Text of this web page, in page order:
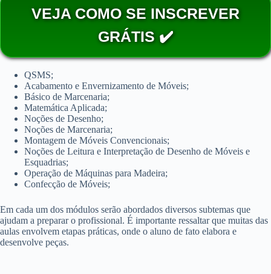
VEJA COMO SE INSCREVER
GRÁTIS ✔️
QSMS;
Acabamento e Envernizamento de Móveis;
Básico de Marcenaria;
Matemática Aplicada;
Noções de Desenho;
Noções de Marcenaria;
Montagem de Móveis Convencionais;
Noções de Leitura e Interpretação de Desenho de Móveis e
Esquadrias;
Operação de Máquinas para Madeira;
Confecção de Móveis;
Em cada um dos módulos serão abordados diversos subtemas que
ajudam a preparar o profissional. É importante ressaltar que muitas das
aulas envolvem etapas práticas, onde o aluno de fato elabora e
desenvolve peças.